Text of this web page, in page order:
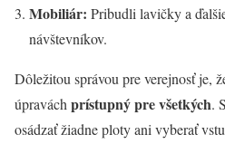
Mobiliár: Pribudli lavičky a
návštevníkov.
Dôležitou správou pre verejnosť je,
úpravách prístupný pre všetkých.
osádzať žiadne ploty ani vyberať